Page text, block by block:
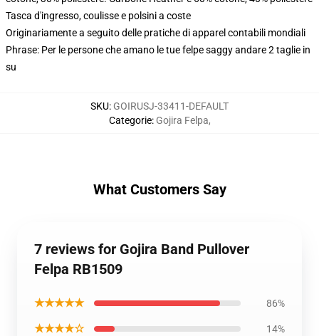
Tasca d'ingresso, coulisse e polsini a coste
Originariamente a seguito delle pratiche di apparel contabili mondiali
Phrase: Per le persone che amano le tue felpe saggy andare 2 taglie in
su
SKU: GOIRUSJ-33411-DEFAULT
Categorie: Gojira Felpa,
What Customers Say
7 reviews for Gojira Band Pullover
Felpa RB1509
★★★★★ 86%
★★★★☆ 14%